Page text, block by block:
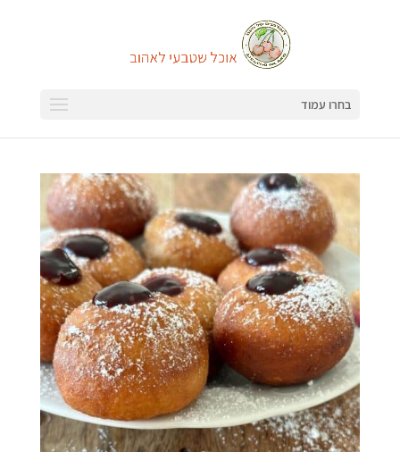
בחרו עמוד